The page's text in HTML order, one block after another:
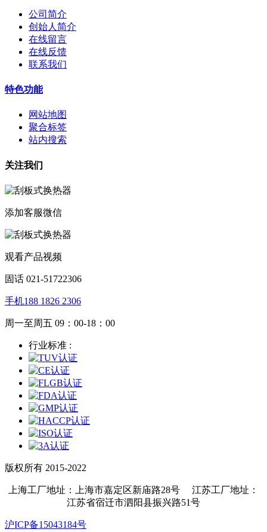
公司简介
创始人简介
在线留言
在线反馈
联系我们
特色功能
网站地图
聚合标签
站内搜索
关注我们
添加客服微信
观看产品视频
固话 021-51722306
手机188 1826 2306
周一至周五 09：00-18：00
行业标准 :
版权所有 2015-2022
上海工厂地址：上海市嘉定区新庙路28号 江苏工厂地址：
江苏省宿迁市泗阳县振兴路51号
沪ICP备15043184号